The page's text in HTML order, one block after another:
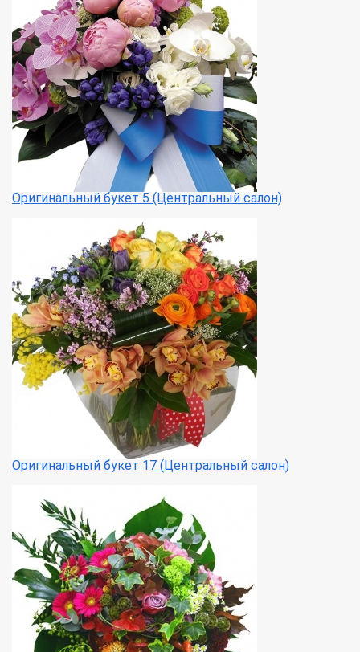
Оригинальный букет 5 (Центральный салон)
Оригинальный букет 17 (Центральный салон)